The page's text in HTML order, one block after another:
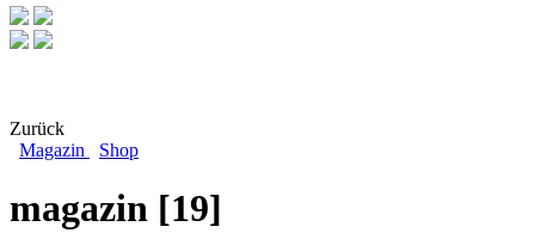
Zurück
Magazin
Shop
magazin [19]